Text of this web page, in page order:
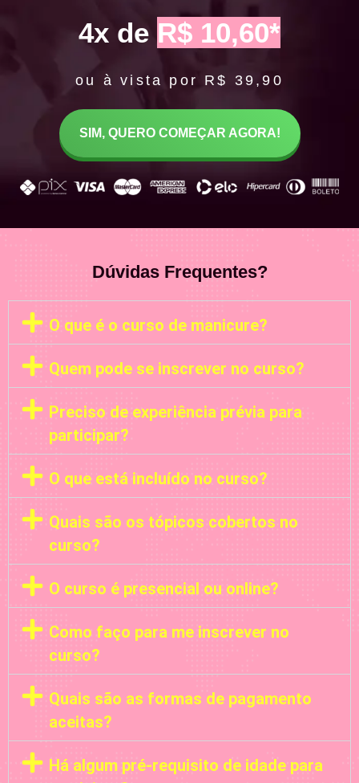
4x de R$ 10,60*
ou à vista por R$ 39,90
SIM, QUERO COMEÇAR AGORA!
Dúvidas Frequentes?
O que é o curso de manicure?
Quem pode se inscrever no curso?
Preciso de experiência prévia para
participar?
O que está incluído no curso?
Quais são os tópicos cobertos no
curso?
O curso é presencial ou online?
Como faço para me inscrever no
curso?
Quais são as formas de pagamento
aceitas?
Há algum pré-requisito de idade para